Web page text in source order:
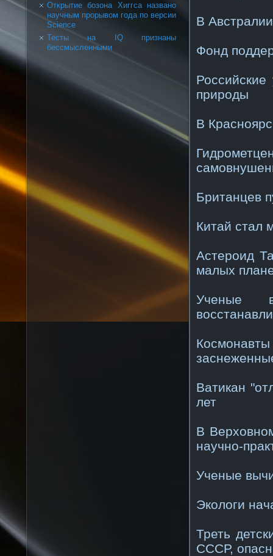
Открытие бозона Хиггса названо
научным прорывом года по версии
Science
Тесты на IQ признаны
бессмысленными
В
Фонд
природы
В
Британцев
Китай стал
Астероид
малых
Ученые
Ватикан
лет
В
научно-
Ученые
Экологи
Треть
СССР,